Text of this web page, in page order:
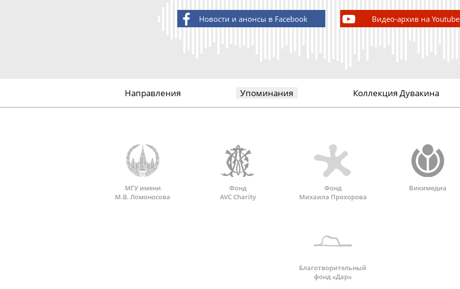
Новости и анонсы в Facebook Видео-архив на Youtube
Направления Упоминания Коллекция Дувакина
МГУ имени
М.В. Ломоносова
Фонд
AVC Charity
Фонд
Михаила Прохорова
Викимедиа
Благотворительный
фонд «Дар»